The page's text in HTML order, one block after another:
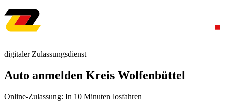
digitaler Zulassungsdienst
Auto anmelden Kreis Wolfenbüttel
Online-Zulassung: In 10 Minuten losfahren